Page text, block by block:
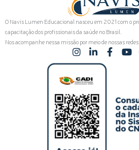
O Navis Lumen Educacional nasceu em 2021 com o
capacitação dos profissionais da saúde no Brasil.
Nos acompanhe nessa missão por meio de nossas
I
n
t
a
g
r
a
m
L
i
k
e
d
i
n
-
i
n
F
a
Y
b
e